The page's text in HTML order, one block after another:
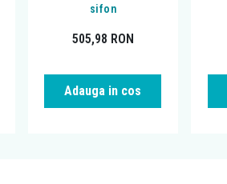
sifon
505,98 RON
Adauga in cos